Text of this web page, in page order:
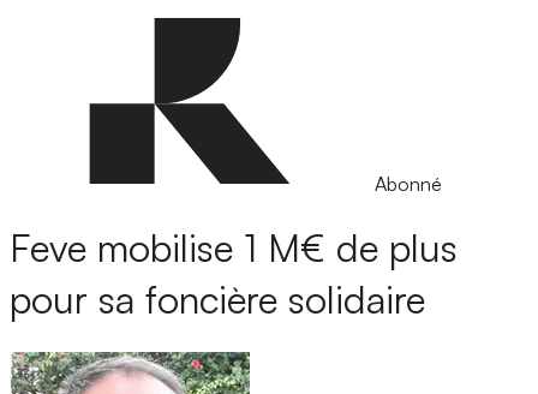
Abonné
Feve mobilise 1 M€ de plus
pour sa foncière solidaire